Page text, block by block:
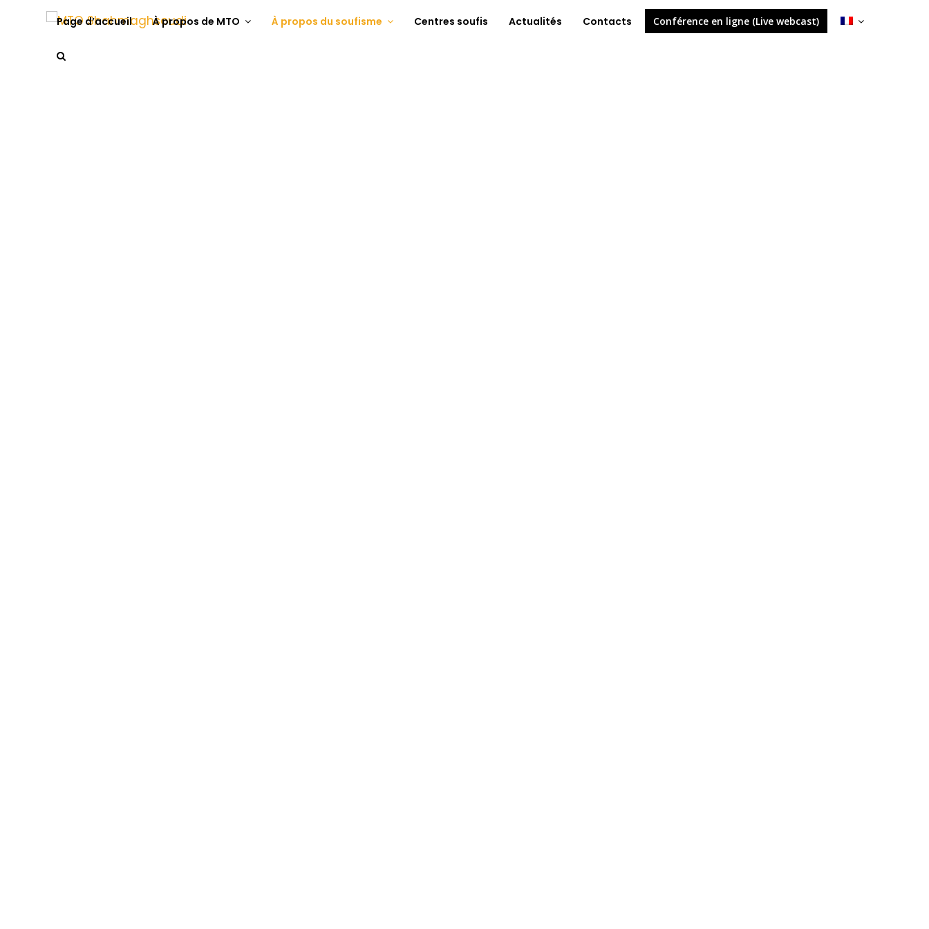
Page d’accueil À propos de MTO À propos du soufisme Centres soufis Actualités Contacts Conférence en ligne (Live webcast)